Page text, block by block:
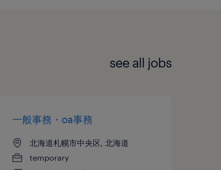
see all jobs
一般事務・oa事務
北海道札幌市中央区, 北海道
temporary